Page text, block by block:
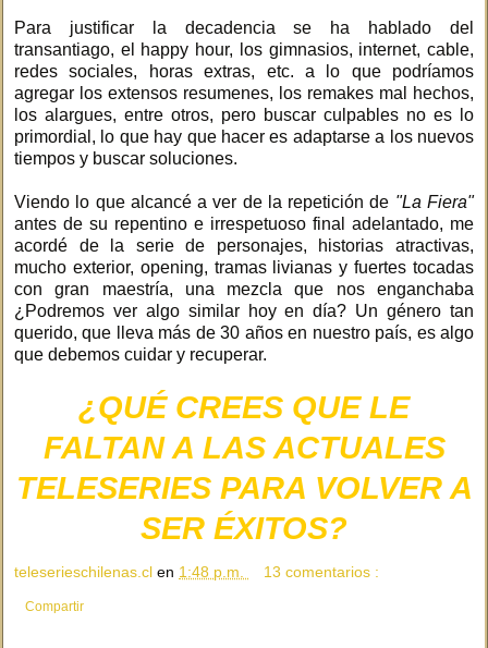
Para justificar la decadencia se ha hablado del
transantiago, el happy hour, los gimnasios, internet, cable,
redes sociales, horas extras, etc. a lo que podríamos
agregar los extensos resumenes, los remakes mal hechos,
los alargues, entre otros, pero buscar culpables no es lo
primordial, lo que hay que hacer es adaptarse a los nuevos
tiempos y buscar soluciones.
Viendo lo que alcancé a ver de la repetición de "La Fiera"
antes de su repentino e irrespetuoso final adelantado, me
acordé de la serie de personajes, historias atractivas,
mucho exterior, opening, tramas livianas y fuertes tocadas
con gran maestría, una mezcla que nos enganchaba
¿Podremos ver algo similar hoy en día? Un género tan
querido, que lleva más de 30 años en nuestro país, es algo
que debemos cuidar y recuperar.
¿QUÉ CREES QUE LE
FALTAN A LAS ACTUALES
TELESERIES PARA VOLVER A
SER ÉXITOS?
teleserieschilenas.cl en 1:48 p.m. 13 comentarios :
Compartir